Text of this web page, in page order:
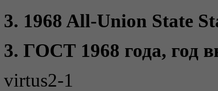
3. 1968 All-Union State
3. ГОСТ 1968 года, год
virtus2-1